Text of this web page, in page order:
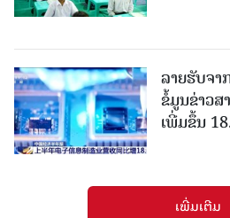
ລາຍ​ຮັບ​ຈ
ຂໍ້ມູນຂ່າວສ
ເພີ່ມຂຶ້ນ
ເພີ່ມເຕີມ